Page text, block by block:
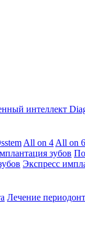
интеллект
All on 4 All on 6
зубов
Экспресс
Лечение